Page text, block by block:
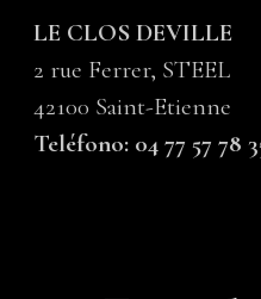
LE CLOS DEVILLE
2 rue Ferrer, STEEL
42100 Saint-Etienne
Teléfono: 04 77 57 78